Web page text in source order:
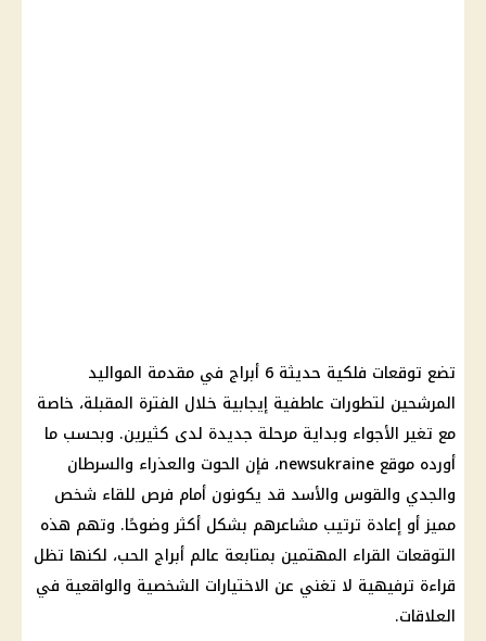
تضع توقعات فلكية حديثة 6 أبراج في مقدمة المواليد
المرشحين لتطورات عاطفية إيجابية خلال الفترة المقبلة، خاصة
مع تغير الأجواء وبداية مرحلة جديدة لدى كثيرين. وبحسب ما
أورده موقع newsukraine، فإن الحوت والعذراء والسرطان
والجدي والقوس والأسد قد يكونون أمام فرص للقاء شخص
مميز أو إعادة ترتيب مشاعرهم بشكل أكثر وضوحًا. وتهم هذه
التوقعات القراء المهتمين بمتابعة عالم أبراج الحب، لكنها تظل
قراءة ترفيهية لا تغني عن الاختيارات الشخصية والواقعية في
العلاقات.